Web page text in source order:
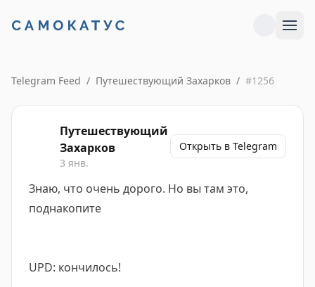
Telegram Feed / Путешествующий Захарков / #1256
Путешествующий
Захарков
3 янв.
Открыть в Telegram
Знаю, что очень дорого. Но вы там это,
поднакопите
UPD: кончилось!